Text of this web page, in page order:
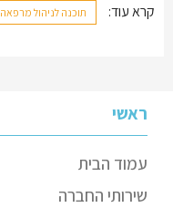
קרא עוד: תוכנה לניהול מרפאה
ראשי
עמוד הבית
שירותי החברה